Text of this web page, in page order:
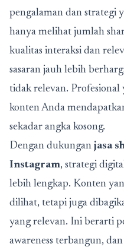
pengalaman dan strategi
hanya melihat jumlah
kualitas interaksi dan
sasaran jauh lebih
tidak relevan.
konten Anda
sekadar angka kosong.
Dengan dukungan jasa
Instagram, strategi
lebih lengkap. Konten
dilihat, tetapi juga
yang relevan. Ini berarti
awareness terbangun,